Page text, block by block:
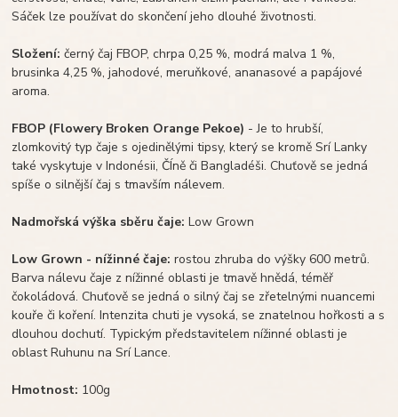
Sáček lze používat do skončení jeho dlouhé životnosti.
Složení: černý čaj FBOP, chrpa 0,25 %, modrá malva 1 %,
brusinka 4,25 %, jahodové, meruňkové, ananasové a papájové
aroma.
FBOP (Flowery Broken Orange Pekoe) - Je to hrubší,
zlomkovitý typ čaje s ojedinělými tipsy, který se kromě Srí Lanky
také vyskytuje v Indonésii, ČÍně či Bangladéši. Chuťově se jedná
spíše o silnější čaj s tmavším nálevem.
Nadmořská výška sběru čaje: Low Grown
Low Grown - nížinné čaje: rostou zhruba do výšky 600 metrů.
Barva nálevu čaje z nížinné oblasti je tmavě hnědá, téměř
čokoládová. Chuťově se jedná o silný čaj se zřetelnými nuancemi
kouře či koření. Intenzita chuti je vysoká, se znatelnou hořkosti a s
dlouhou dochutí. Typickým představitelem nížinné oblasti je
oblast Ruhunu na Srí Lance.
Hmotnost: 100g